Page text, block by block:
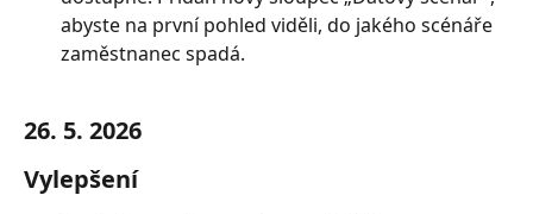
abyste na první pohled viděli, do jakého scénáře
zaměstnanec spadá.
26. 5. 2026
Vylepšení